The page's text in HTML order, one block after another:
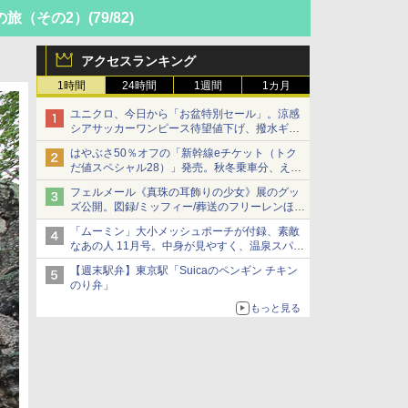
（その2） (79/82)
アクセスランキング
1時間 24時間 1週間 1カ月
ユニクロ、今日から「お盆特別セール」。涼感
シアサッカーワンピース待望値下げ、撥水ギア
ショーツは1990円に
はやぶさ50％オフの「新幹線eチケット（トク
だ値スペシャル28）」発売。秋冬乗車分、えき
ねっと限定
フェルメール《真珠の耳飾りの少女》展のグッ
ズ公開。図録/ミッフィー/葬送のフリーレンほ
か、注目ブランドコラボが実現
「ムーミン」大小メッシュポーチが付録、素敵
なあの人 11月号。中身が見やすく、温泉スパに
も使える
【週末駅弁】東京駅「Suicaのペンギン チキン
のり弁」
もっと見る